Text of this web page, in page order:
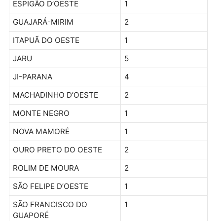
ALTA FLORESTA D’OESTE
ALTO ALEGRE DOS PARECIS
ALVORADA D’OESTE
ARIQUEMES
4
CACOAL
9
COSTA MARQUES
1
ESPIGÃO D’OESTE
GUAJARÁ-MIRIM
ITAPUÃ DO OESTE
JARU
JI-PARANA